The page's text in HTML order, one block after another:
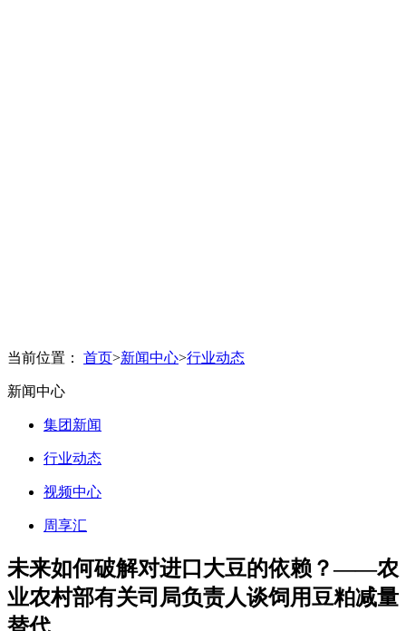
当前位置： 首页>新闻中心>行业动态
新闻中心
集团新闻
行业动态
视频中心
周享汇
未来如何破解对进口大豆的依赖？——农
业农村部有关司局负责人谈饲用豆粕减量
替代